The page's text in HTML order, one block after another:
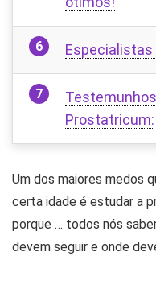
Especialistas
Prostatricum:
Um dos maiores medos
certa idade é estudar a
porque … todos nós
devem seguir e onde